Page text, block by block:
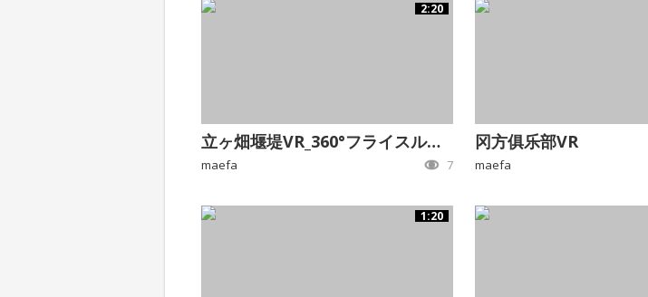
2:20
立ヶ畑堰堤VR_360°フライスルー動画
maefa 7
冈方俱乐部VR
maefa
1:20